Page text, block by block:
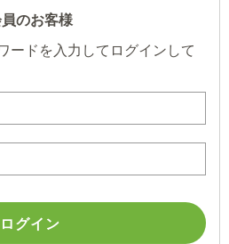
のお客様
ードを入力してログインして